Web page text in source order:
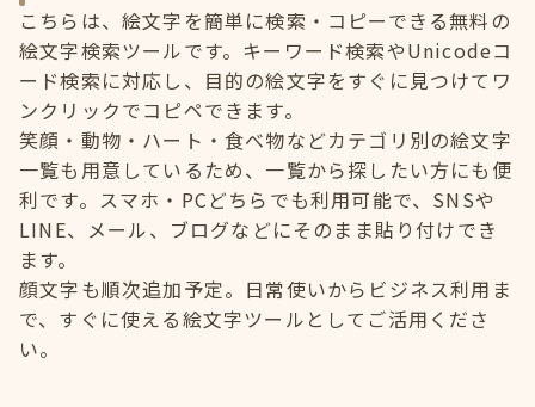
こちらは、絵文字を簡単に検索・コピーできる無料の
絵文字検索ツールです。キーワード検索やUnicodeコ
ード検索に対応し、目的の絵文字をすぐに見つけてワ
ンクリックでコピペできます。
笑顔・動物・ハート・食べ物などカテゴリ別の絵文字
一覧も用意しているため、一覧から探したい方にも便
利です。スマホ・PCどちらでも利用可能で、SNSや
LINE、メール、ブログなどにそのまま貼り付けでき
ます。
顔文字も順次追加予定。日常使いからビジネス利用ま
で、すぐに使える絵文字ツールとしてご活用くださ
い。